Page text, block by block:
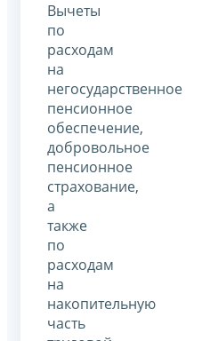
Вычеты
по
расходам
на
негосударственное
пенсионное
обеспечение,
добровольное
пенсионное
страхование,
а
также
по
расходам
на
накопительную
часть